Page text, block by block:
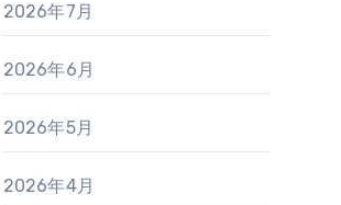
2026年7月
2026年6月
2026年5月
2026年4月